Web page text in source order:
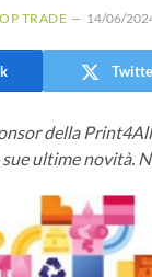
TRADE 14/06/
della
ultime novità.